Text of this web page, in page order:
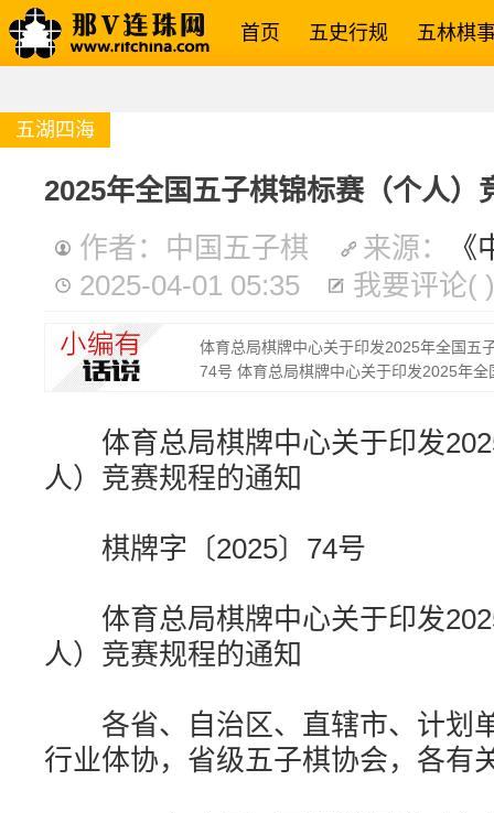
首页 五史行规 五林棋
五湖四海
2025年全国五子棋锦标赛（个人）
作者：中国五子棋
来源：
2025-04-01 05:35
我要评论( )
体育总局棋牌中心关于印发2025年全国五
74号 体育总局棋牌中心关于印发2025年
体育总局棋牌中心关于印发
人）竞赛规程的通知
棋牌字〔2025〕74号
体育总局棋牌中心关于印发
人）竞赛规程的通知
各省、自治区、直辖市、计划
行业体协，省级五子棋协会，各有